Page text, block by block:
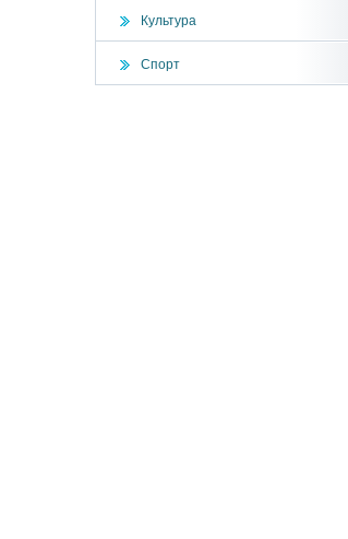
Культура
Спорт